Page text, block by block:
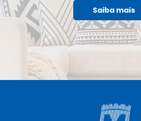
Saiba mais